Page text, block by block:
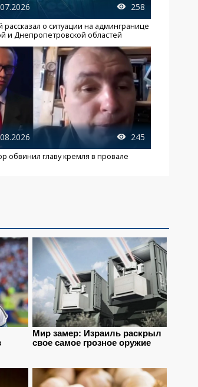
258
о ситуации на админгранице
и Днепропетровской областей
245
обвинил главу кремля в провале